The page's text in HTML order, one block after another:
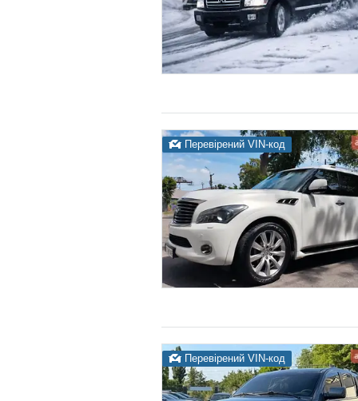
Перевірений VIN-код
Перевірений VIN-код